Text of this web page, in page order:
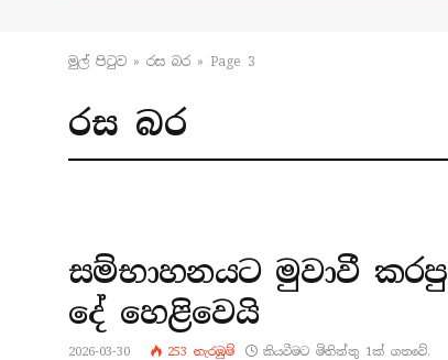
මුල් පිටු​ව » රස බ​ර » Page 3
රස බ​ර
සම්භාහනයට මුවාවී කරපු
දේ හෙළිවෙයි
2026-03-30 253 නැරඹු​ම් කියවීමට මිනිත්තු 1ක් ගතවේ.